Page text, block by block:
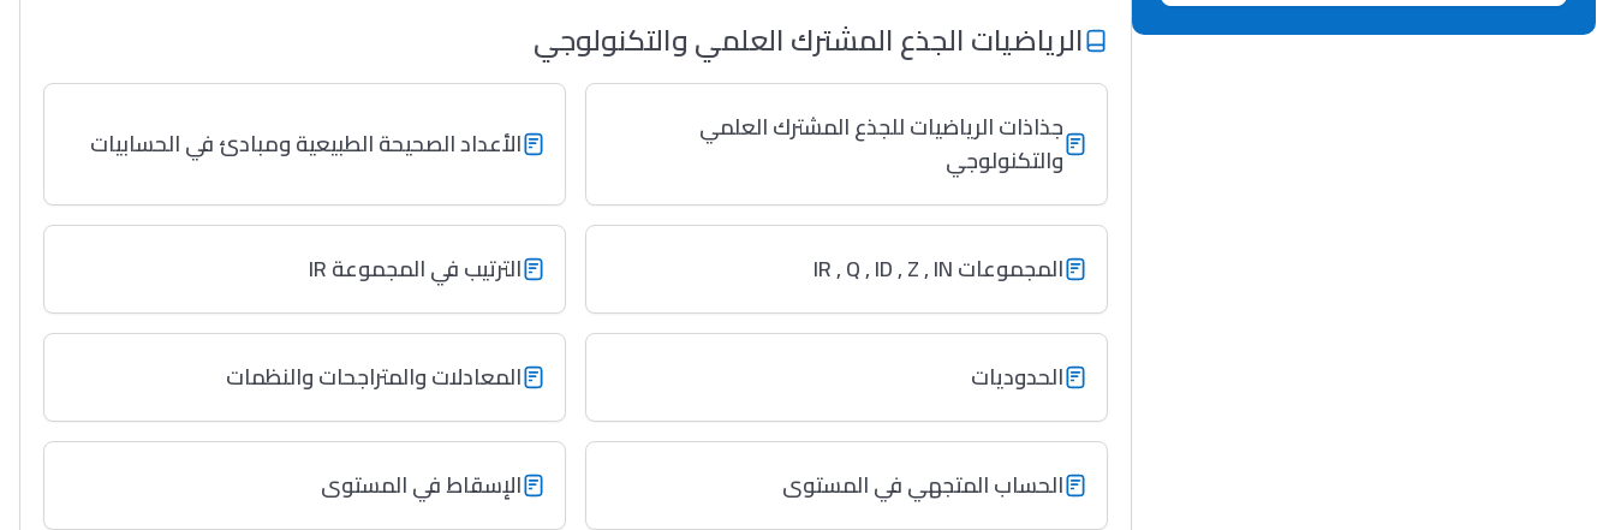
الرياضيات الجذع المشترك العلمي والتكنولوجي
جذاذات الرياضيات للجذع المشترك العلمي
والتكنولوجي
الأعداد الصحيحة الطبيعية ومبادئ في الحسابيات
المجموعات IR , Q , ID , Z , IN الترتيب في المجموعة IR
الحدوديات المعادلات والمتراجحات والنظمات
الحساب المتجهي في المستوى الإسقاط في المستوى